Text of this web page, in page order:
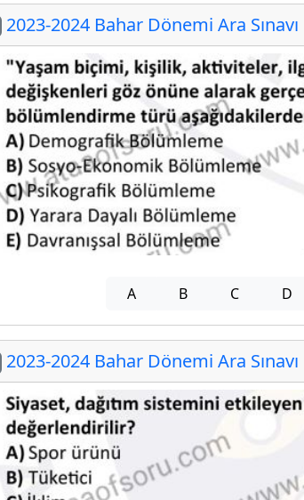
2023-2024 Bahar Dönemi Ara Sınavı
A B C D
2023-2024 Bahar Dönemi Ara Sınavı